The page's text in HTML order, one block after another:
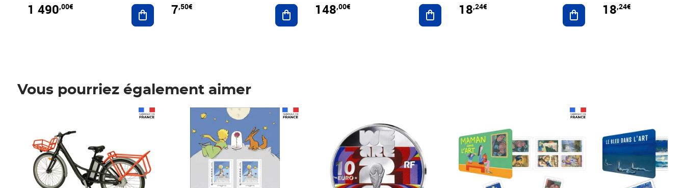
1 490,00€ Ajouter au panier
7,50€ Ajouter au panier
148,00€ Ajouter au panier
18,24€ Ajouter au panier
18,24€
Vous pourriez également aimer
Prix 7,50€